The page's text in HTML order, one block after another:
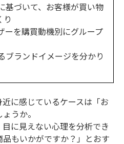
づいて、お客様が買い物
り
を購買動機別にグループ
ランドイメージを分かり
に感じているケースは「お
うか。
に見えない心理を分析でき
もいかがですか？」とおす